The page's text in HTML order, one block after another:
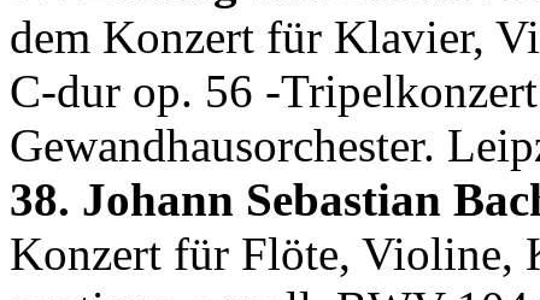
dem Konzert für Klavier,
C-dur op. 56 -
Gewandhausorchester.
38. Johann Sebastian
Konzert für Flöte, Violine,